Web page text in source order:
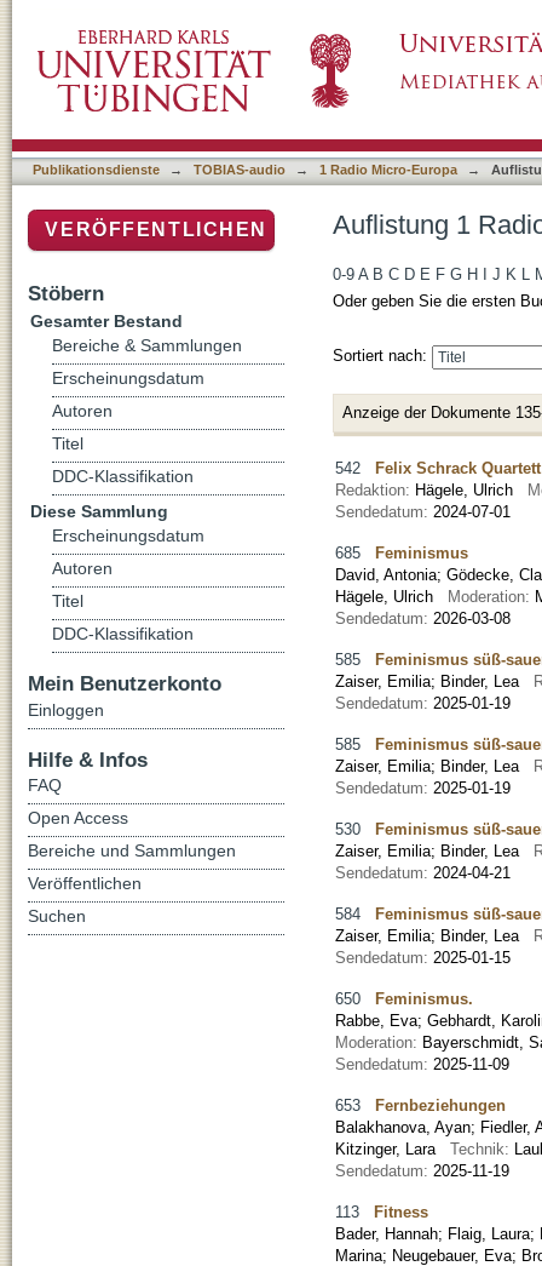
Publikationsdienste → TOBIAS-audio → 1 Radio Micro-Europa →
Auflistung 1
0-9 A B C D E F G H J K L
Oder geben Sie die ersten
Sortiert nach:
Anzeige der Dokumente
542 Felix Schrack
Redaktion: Hägele, Ulrich
Sendedatum: 2024-07-01
685 Feminismus
David, Antonia; Gödecke,
Hägele, Ulrich Moderation:
Sendedatum: 2026-03-08
585 Feminismus süß-
Zaiser, Emilia; Binder, Lea
Sendedatum: 2025-01-19
585 Feminismus süß-
Zaiser, Emilia; Binder, Lea
Sendedatum: 2025-01-19
530 Feminismus süß-
Zaiser, Emilia; Binder, Lea
Sendedatum: 2024-04-21
584 Feminismus süß-
Zaiser, Emilia; Binder, Lea
Sendedatum: 2025-01-15
650 Feminismus.
Rabbe, Eva; Gebhardt,
Moderation: Bayerschmidt,
Sendedatum: 2025-11-09
653 Fernbeziehungen
Balakhanova, Ayan; Fiedler,
Kitzinger, Lara Technik:
Sendedatum: 2025-11-19
113 Fitness
Bader, Hannah; Flaig, Laura;
Marina; Neugebauer, Eva;
VERÖFFENTLICHEN
Stöbern
Gesamter Bestand
Bereiche & Sammlungen
Erscheinungsdatum
Autoren
Titel
DDC-Klassifikation
Diese Sammlung
Erscheinungsdatum
Autoren
Titel
DDC-Klassifikation
Mein Benutzerkonto
Einloggen
Hilfe & Infos
FAQ
Open Access
Bereiche und Sammlungen
Veröffentlichen
Suchen